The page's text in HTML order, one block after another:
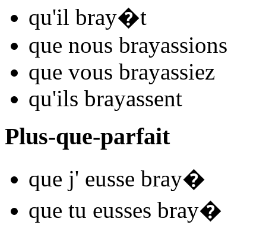
qu'il bray�t
que nous brayassions
que vous brayassiez
qu'ils brayassent
Plus-que-parfait
que j' eusse bray�
que tu eusses bray�